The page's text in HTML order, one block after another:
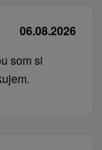
06.08.2026
som si